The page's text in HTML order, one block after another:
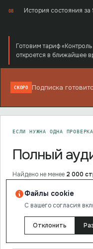
08 История состояния
Готовим тариф
откроется в ближайшее
СКОРО Подписка
ЕСЛИ НУЖНА ОДНА ПРОВЕРКА
Полный
Найдено не менее 2 000
Страницы
Файлы cookie
С вашего согласия
Отклонить